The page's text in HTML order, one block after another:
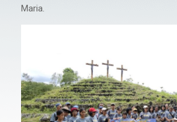
Maria.